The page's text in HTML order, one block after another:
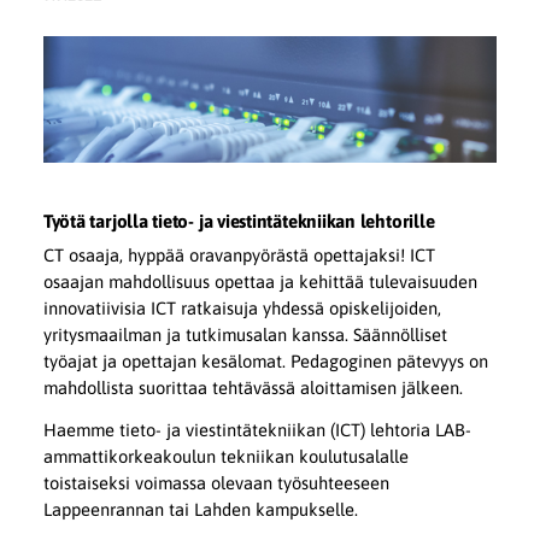
Työtä tarjolla tieto- ja viestintätekniikan lehtorille
CT osaaja, hyppää oravanpyörästä opettajaksi! ICT
osaajan mahdollisuus opettaa ja kehittää tulevaisuuden
innovatiivisia ICT ratkaisuja yhdessä opiskelijoiden,
yritysmaailman ja tutkimusalan kanssa. Säännölliset
työajat ja opettajan kesälomat. Pedagoginen pätevyys on
mahdollista suorittaa tehtävässä aloittamisen jälkeen.
Haemme tieto- ja viestintätekniikan (ICT) lehtoria LAB-
ammattikorkeakoulun tekniikan koulutusalalle
toistaiseksi voimassa olevaan työsuhteeseen
Lappeenrannan tai Lahden kampukselle.